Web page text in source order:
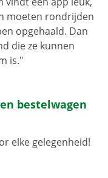
moeten rondrijden
opgehaald. Dan
die ze kunnen
is."
bestelwagen
elke gelegenheid!